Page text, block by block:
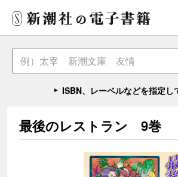
ISBN、レーベルなどを指定し
最後のレストラン 9巻